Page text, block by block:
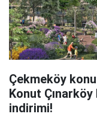
Çekmeköy
Konut
indirimi!